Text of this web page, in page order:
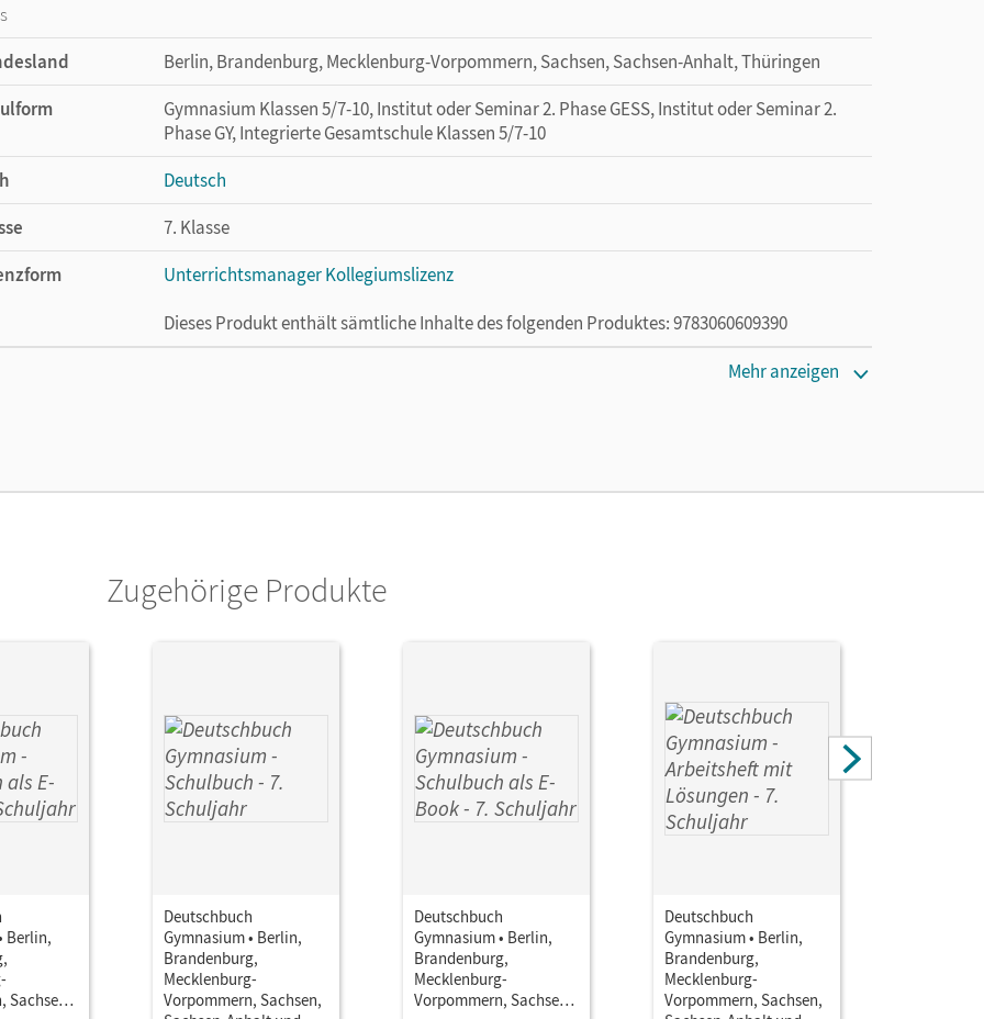
Berlin, Brandenburg, Mecklenburg-Vorpommern, Sachsen, Sachsen-Anhalt, Thüringen
Gymnasium Klassen 5/7-10, Institut oder Seminar 2. Phase GESS, Institut oder Seminar 2.
Phase GY, Integrierte Gesamtschule Klassen 5/7-10
Deutsch
7. Klasse
Unterrichtsmanager Kollegiumslizenz
Dieses Produkt enthält sämtliche Inhalte des folgenden Produktes: 9783060609390
Cornelsen Verlag
Mehr anzeigen
Zugehörige Produkte
Berlin,
Sachsen,
Deutschbuch
Gymnasium • Berlin,
Brandenburg,
Mecklenburg-
Vorpommern, Sachsen,
Deutschbuch
Gymnasium • Berlin,
Brandenburg,
Mecklenburg-
Vorpommern, Sachsen,
Deutschbuch
Gymnasium • Berlin,
Brandenburg,
Mecklenburg-
Vorpommern, Sachsen,